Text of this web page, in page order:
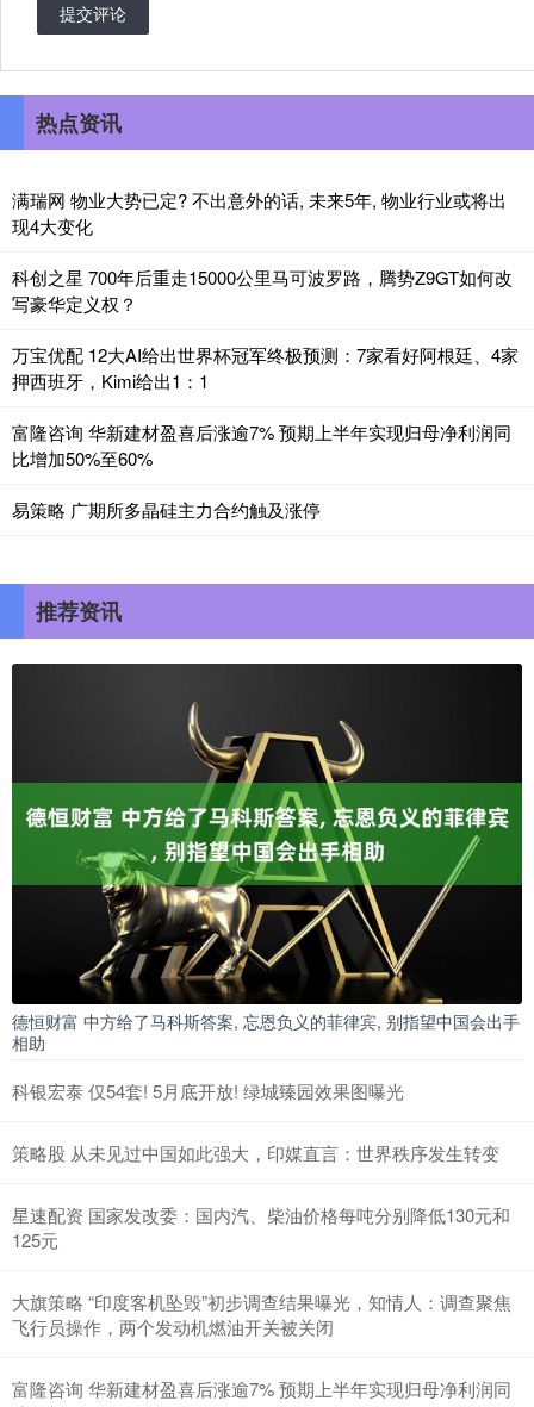
提交评论
热点资讯
满瑞网 物业大势已定? 不出意外的话, 未来5年, 物业行业或将出
现4大变化
科创之星 700年后重走15000公里马可波罗路，腾势Z9GT如何改
写豪华定义权？
万宝优配 12大AI给出世界杯冠军终极预测：7家看好阿根廷、4家
押西班牙，Kimi给出1：1
富隆咨询 华新建材盈喜后涨逾7% 预期上半年实现归母净利润同
比增加50%至60%
易策略 广期所多晶硅主力合约触及涨停
推荐资讯
德恒财富 中方给了马科斯答案, 忘恩负义的菲律宾, 别指望中国会出手
相助
科银宏泰 仅54套! 5月底开放! 绿城臻园效果图曝光
策略股 从未见过中国如此强大，印媒直言：世界秩序发生转变
星速配资 国家发改委：国内汽、柴油价格每吨分别降低130元和
125元
大旗策略 “印度客机坠毁”初步调查结果曝光，知情人：调查聚焦
飞行员操作，两个发动机燃油开关被关闭
富隆咨询 华新建材盈喜后涨逾7% 预期上半年实现归母净利润同